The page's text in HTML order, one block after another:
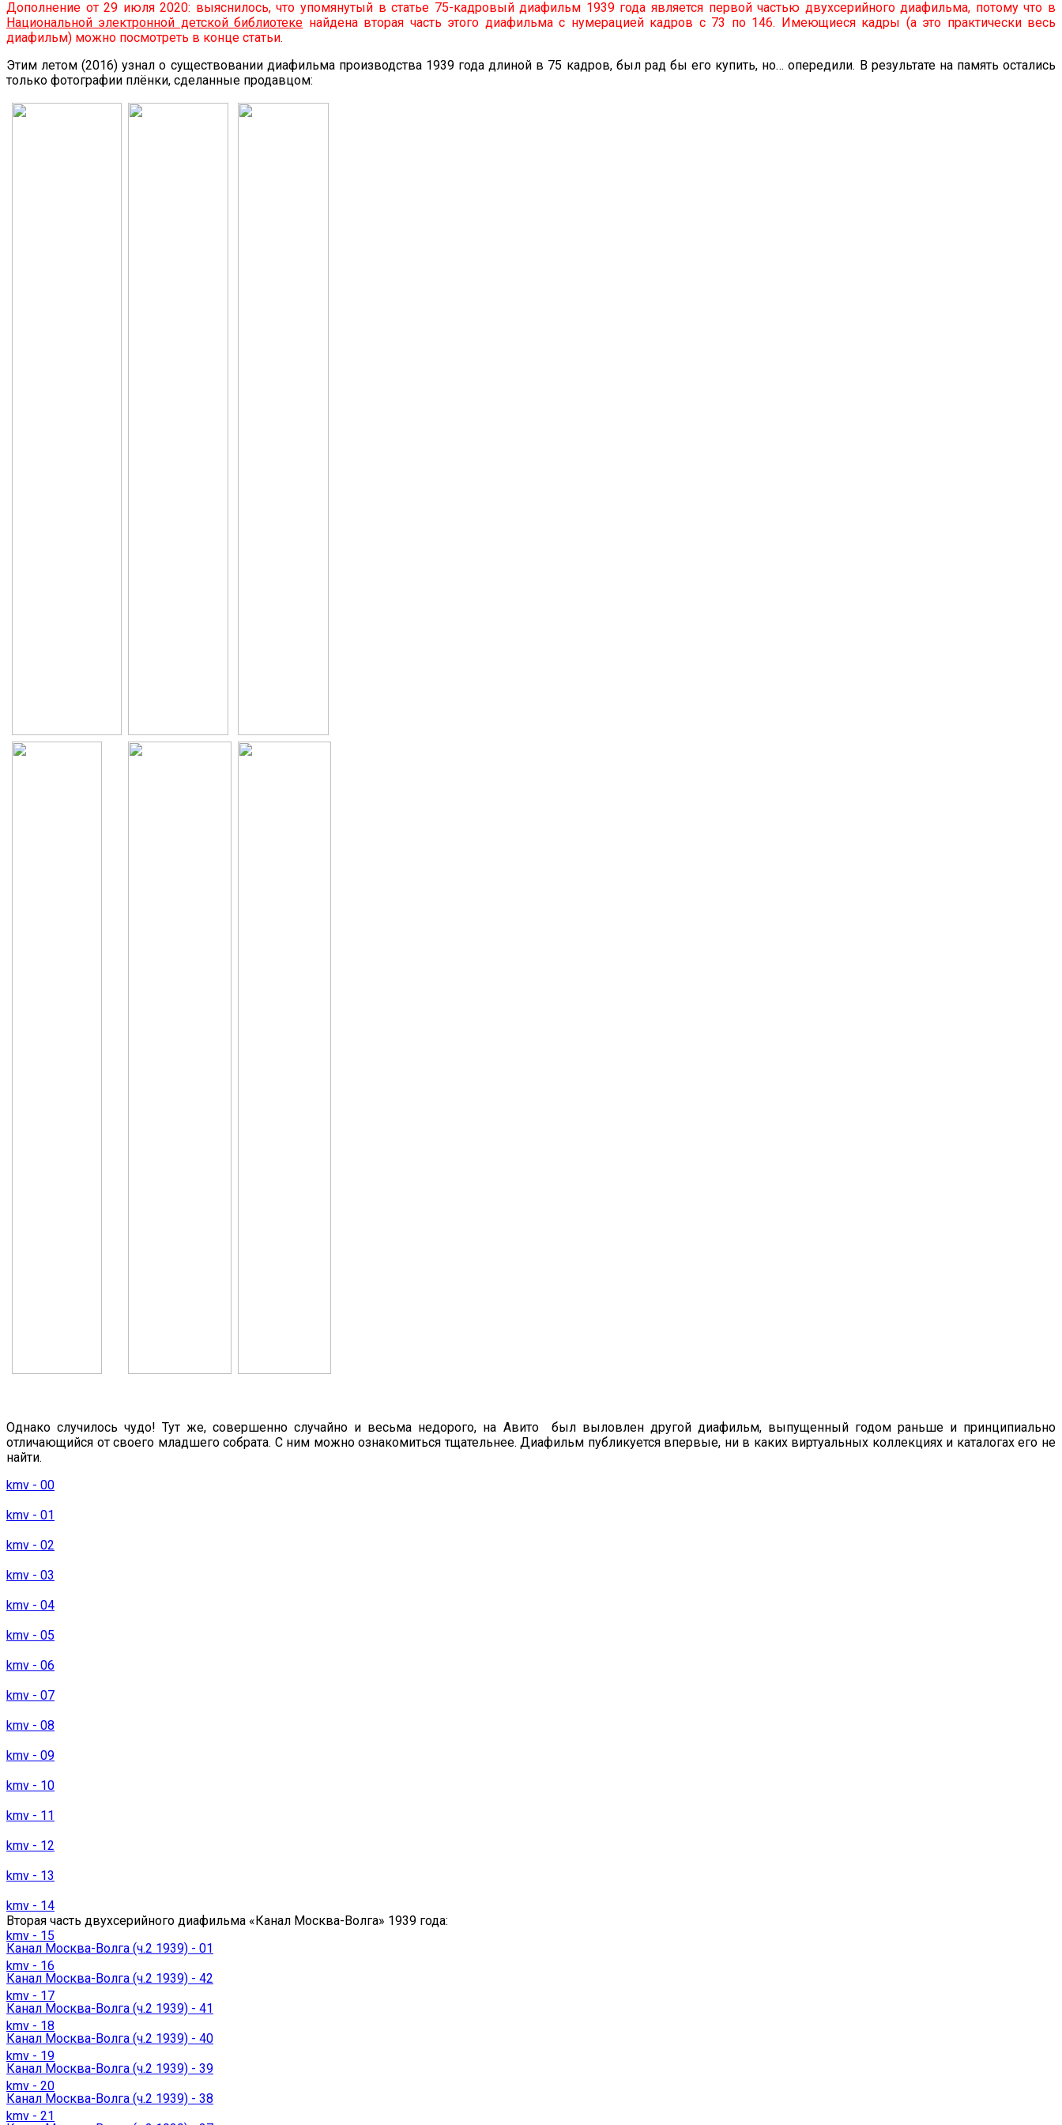
Дополнение от 29 июля 2020: выяснилось, что упомянутый в статье 75-кадровый диафильм 1939 года является первой частью двухсерийного диафильма, потому что в
Национальной электронной детской библиотеке найдена вторая часть этого диафильма с нумерацией кадров с 73 по 146. Имеющиеся кадры (а это практически весь
диафильм) можно посмотреть в конце статьи.
Этим летом (2016) узнал о существовании диафильма производства 1939 года длиной в 75 кадров, был рад бы его купить, но… опередили. В результате на память остались
только фотографии плёнки, сделанные продавцом:
Однако случилось чудо! Тут же, совершенно случайно и весьма недорого, на Авито был выловлен другой диафильм, выпущенный годом раньше и принципиально
отличающийся от своего младшего собрата. С ним можно ознакомиться тщательнее. Диафильм публикуется впервые, ни в каких виртуальных коллекциях и каталогах его не
найти.
kmv - 00
kmv - 01
kmv - 02
kmv - 03
kmv - 04
kmv - 05
kmv - 06
kmv - 07
kmv - 08
kmv - 09
kmv - 10
kmv - 11
kmv - 12
kmv - 13
kmv - 14
kmv - 15
kmv - 16
kmv - 17
kmv - 18
kmv - 19
kmv - 20
kmv - 21
Вторая часть двухсерийного диафильма «Канал Москва-Волга» 1939 года:
Канал Москва-Волга (ч.2 1939) - 01
Канал Москва-Волга (ч.2 1939) - 42
Канал Москва-Волга (ч.2 1939) - 41
Канал Москва-Волга (ч.2 1939) - 40
Канал Москва-Волга (ч.2 1939) - 39
Канал Москва-Волга (ч.2 1939) - 38